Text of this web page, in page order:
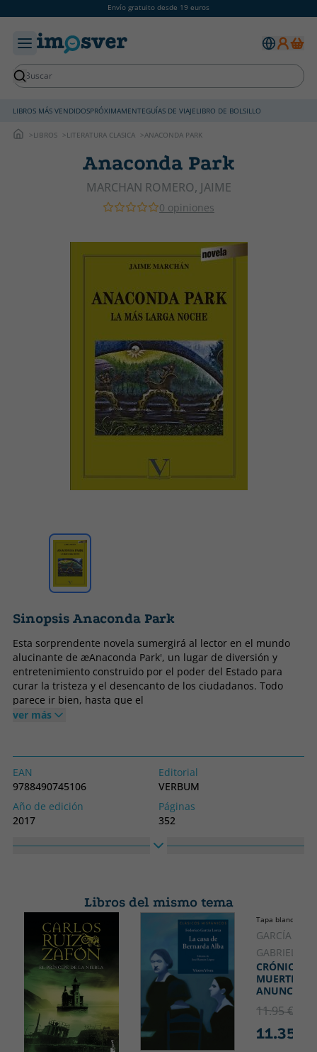
Envío gratuito desde 19 euros
LIBROS MÁS VENDIDOSPRÓXIMAMENTEGUÍAS DE VIAJELIBRO DE BOLSILLO
LIBROS LITERATURA CLASICA ANACONDA PARK
Anaconda Park
MARCHAN ROMERO, JAIME
0 opiniones
Sinopsis Anaconda Park
Esta sorprendente novela sumergirá al lector en el mundo
alucinante de æAnaconda Park', un lugar de diversión y
entretenimiento construido por el poder del Estado para
curar la tristeza y el desencanto de los ciudadanos. Todo
parece ir bien, hasta que el
ver más
EAN
9788490745106
Editorial
VERBUM
Año de edición
2017
Páginas
352
Idioma
Libros del mismo tema
Tapa blanda o
GARCÍA
GABRIEL
CRÓNICA
MUERTE
ANUNCIADA
11.95 €
11.35 €